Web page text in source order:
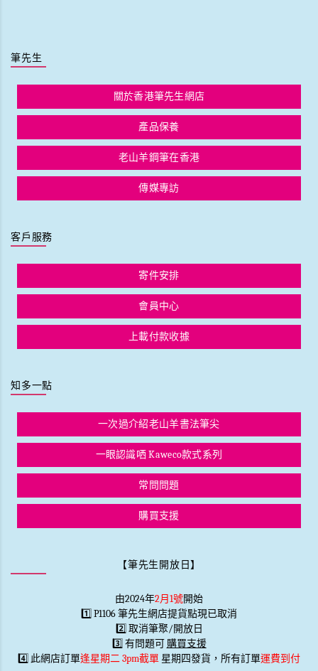
筆先生
關於香港筆先生網店
產品保養
老山羊鋼筆在香港
傳媒專訪
客戶服務
寄件安排
會員中心
上載付款收據
知多一點
一次過介紹老山羊書法筆尖
一眼認識哂 Kaweco款式系列
常問問題
購買支援
【筆先生開放日】
由2024年2月1號開始
1️⃣ P1106 筆先生網店提貨點現已取消
2️⃣ 取消筆聚/開放日
3️⃣ 有問題可 購買支援
4️⃣ 此網店訂單逢星期二 3pm截單 星期四發貨，所有訂單運費到付